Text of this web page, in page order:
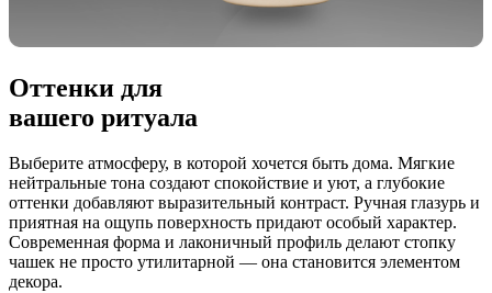
Оттенки для
вашего ритуала
Выберите атмосферу, в которой хочется быть дома. Мягкие
нейтральные тона создают спокойствие и уют, а глубокие
оттенки добавляют выразительный контраст. Ручная глазурь и
приятная на ощупь поверхность придают особый характер.
Современная форма и лаконичный профиль делают стопку
чашек не просто утилитарной — она становится элементом
декора.